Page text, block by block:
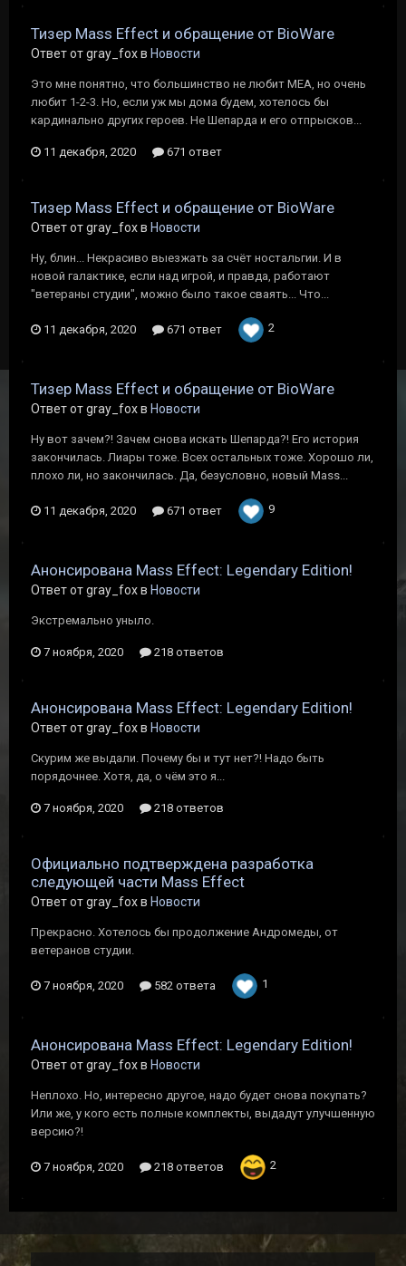
Тизер Mass Effect и обращение от BioWare
Ответ от gray_fox в Новости
Это мне понятно, что большинство не любит МЕА, но очень
любит 1-2-3. Но, если уж мы дома будем, хотелось бы
кардинально других героев. Не Шепарда и его отпрысков...
11 декабря, 2020 671 ответ
Тизер Mass Effect и обращение от BioWare
Ответ от gray_fox в Новости
Ну, блин... Некрасиво выезжать за счёт ностальгии. И в
новой галактике, если над игрой, и правда, работают
"ветераны студии", можно было такое сваять... Что...
11 декабря, 2020 671 ответ 2
Тизер Mass Effect и обращение от BioWare
Ответ от gray_fox в Новости
Ну вот зачем?! Зачем снова искать Шепарда?! Его история
закончилась. Лиары тоже. Всех остальных тоже. Хорошо ли,
плохо ли, но закончилась. Да, безусловно, новый Mass...
11 декабря, 2020 671 ответ 9
Анонсирована Mass Effect: Legendary Edition!
Ответ от gray_fox в Новости
Экстремально уныло.
7 ноября, 2020 218 ответов
Анонсирована Mass Effect: Legendary Edition!
Ответ от gray_fox в Новости
Скурим же выдали. Почему бы и тут нет?! Надо быть
порядочнее. Хотя, да, о чём это я...
7 ноября, 2020 218 ответов
Официально подтверждена разработка
следующей части Mass Effect
Ответ от gray_fox в Новости
Прекрасно. Хотелось бы продолжение Андромеды, от
ветеранов студии.
7 ноября, 2020 582 ответа 1
Анонсирована Mass Effect: Legendary Edition!
Ответ от gray_fox в Новости
Неплохо. Но, интересно другое, надо будет снова покупать?
Или же, у кого есть полные комплекты, выдадут улучшенную
версию?!
7 ноября, 2020 218 ответов 2